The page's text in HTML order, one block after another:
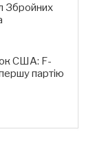
Збройних
США: F-
партію